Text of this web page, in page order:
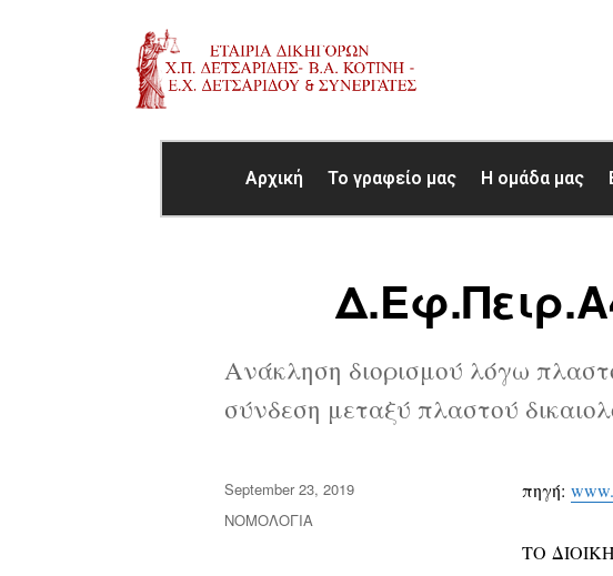
Αρχική Το γραφείο μας Η ομάδα μας
Ανάκληση διορισμού λόγω
σύνδεση μεταξύ πλαστού
πηγή:
ΤΟ
September 23, 2019
ΝΟΜΟΛΟΓΙΑ